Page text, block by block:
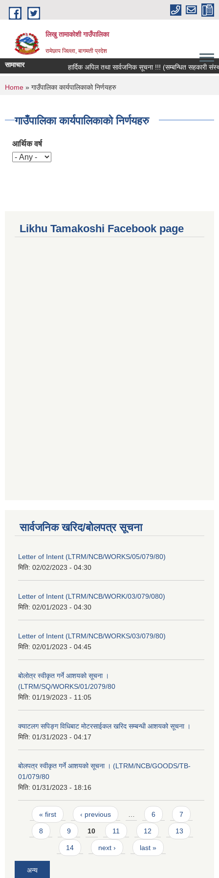
Skip to main content
लिखु तामाकोशी गाउँपालिका
रामेछाप जिल्ला, बागमती प्रदेश
सामाचार हार्दिक अपिल तथा सार्वजनिक सूचना !!! (सम्बन्धित सहकारी
You are here
Home » गाउँपालिका कार्यपालिकाको निर्णयहरु
गाउँपालिका कार्यपालिकाको निर्णयहरु
आर्थिक वर्ष
Likhu Tamakoshi Facebook page
सार्वजनिक खरिद/बोलपत्र सूचना
Letter of Intent (LTRM/NCB/WORKS/05/079/80)
मिति: 02/02/2023 - 04:30
Letter of Intent (LTRM/NCB/WORK/03/079/080)
मिति: 02/01/2023 - 04:30
Letter of Intent (LTRM/NCB/WORKS/03/079/80)
मिति: 02/01/2023 - 04:45
बोलोत्र स्वीकृत गर्ने आशयको सूचना ।
(LTRM/SQ/WORKS/01/2079/80
मिति: 01/19/2023 - 11:05
क्याटलग सपिङ्ग विधिबाट मोटरसाईकल खरिद सम्बन्धी आशयको सूचना ।
मिति: 01/31/2023 - 04:17
बोलपत्र स्वीकृत गर्ने आशयको सूचना । (LTRM/NCB/GOODS/TB-
01/079/80
मिति: 01/31/2023 - 18:16
Pages
« first ‹ previous 6 7
8 9 10 11 12 13
14 next › last »
अन्य